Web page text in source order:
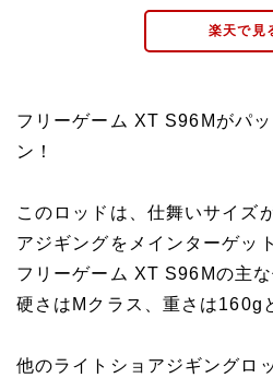
楽天で見
フリーゲーム XT S96Mがパ
ン！
このロッドは、仕舞いサイズ
アジギングをメインターゲッ
フリーゲーム XT S96Mの主
硬さはMクラス、重さは160g
他のライトショアジギングロ